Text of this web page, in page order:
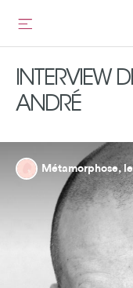
INTERVIEW
ANDRÉ
Métamorphose,